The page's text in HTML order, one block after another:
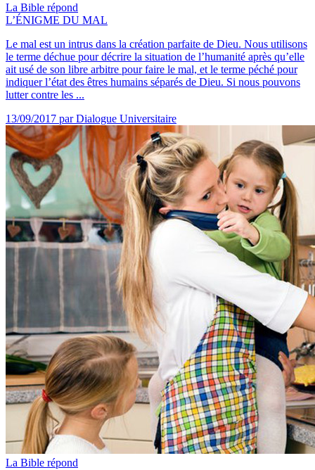
La Bible répond
L’ÉNIGME DU MAL
Le mal est un intrus dans la création parfaite de Dieu. Nous utilisons
le terme déchue pour décrire la situation de l’humanité après qu’elle
ait usé de son libre arbitre pour faire le mal, et le terme péché pour
indiquer l’état des êtres humains séparés de Dieu. Si nous pouvons
lutter contre les ...
13/09/2017 par Dialogue Universitaire
La Bible répond